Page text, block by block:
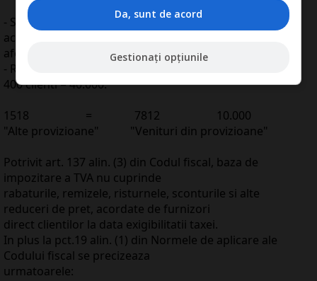
- Scaderea din evidenta a marfurilor la costul de
achizitie si adaosul comercial
aferent
- Reluarea provizionului proportional la venituri, 25 lei x
400 clienti = 40.000:
1518 = 7812 10.000
"Alte provizioane" "Venituri din provizioane"
Potrivit art. 137 alin. (3) din Codul fiscal, baza de
impozitare a TVA nu cuprinde
rabaturile, remizele, risturnele, sconturile si alte
reduceri de pret, acordate de furnizori
direct clientilor la data exigibilitatii taxei.
In plus la pct.19 alin. (1) din Normele de aplicare ale
Codului fiscal se precizeaza
urmatoarele:
Da, sunt de acord
Gestionați opțiunile